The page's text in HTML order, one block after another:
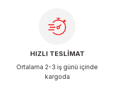
HIZLI TESLİMAT
Ortalama 2-3 iş günü içinde
kargoda